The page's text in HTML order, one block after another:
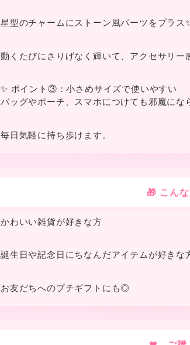
星型のチャームにストーン風パーツをプラス
動くたびにさりげなく輝いて、アクセサリー
✨ ポイント③：小さめサイズで使いやすい
バッグやポーチ、スマホにつけても邪魔にな
毎日気軽に持ち歩けます。
🎁 こん
かわいい雑貨が好きな方
誕生日や記念日にちなんだアイテムが好きな
お友だちへのプチギフトにも◎